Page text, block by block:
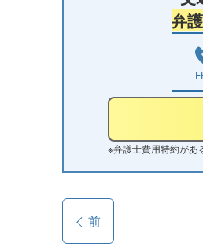
弁
※弁護士費用特約があ
前